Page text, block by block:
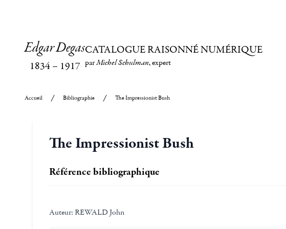
Edgar Degas
1834– 1917
CATALOGUE RAISONNÉ NUMÉRIQUE
parMichel Schulman, expert
Accueil Bibliographie The Impressionist Bush
The Impressionist Bush
Référence bibliographique
Auteur: REWALD John